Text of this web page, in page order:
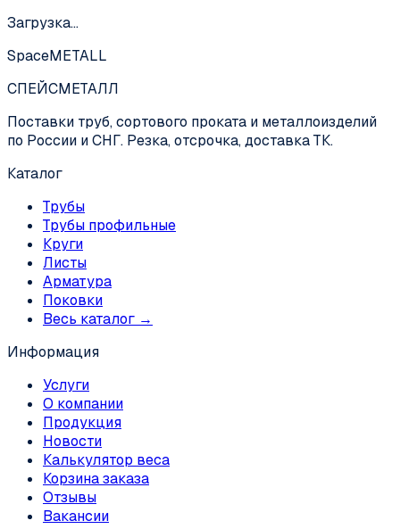
Загрузка…
SpaceMETALL
СПЕЙСМЕТАЛЛ
Поставки труб, сортового проката и металлоизделий
по России и СНГ. Резка, отсрочка, доставка ТК.
Каталог
Трубы
Трубы профильные
Круги
Листы
Арматура
Поковки
Весь каталог →
Информация
Услуги
О компании
Продукция
Новости
Калькулятор веса
Корзина заказа
Отзывы
Вакансии